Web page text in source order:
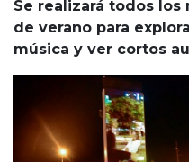
Corredor
La
Se realizará todos
de verano para
música y ver cortos